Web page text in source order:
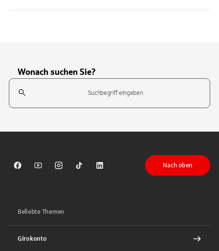
Wonach suchen Sie?
Suchfeld
Sparkasse auf Facebook
Sparkasse auf Youtube
Sparkasse auf Instagram
Sparkasse auf TikTok
Sparkasse auf LinkedIn
Nach oben
Beliebte Themen
Girokonto